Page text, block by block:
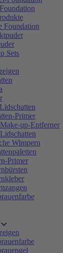
Foundation
Sets
Primer
up-Entferner
Wimpern
Primer